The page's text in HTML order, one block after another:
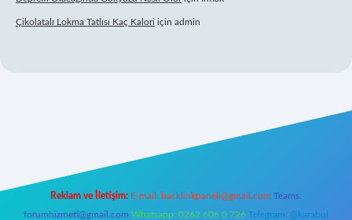
Çikolatalı Lokma Tatlısı Kaç Kalori için admin
Reklam ve İletişim: E-mail: backlinkpaneli@gmail.com Teams:
forumhizmeti@gmail.com Whatsapp: 0262 606 0 726 Telegram: @karabul